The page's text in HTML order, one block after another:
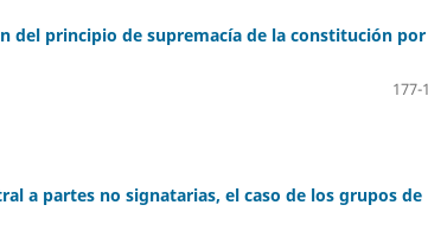
del principio de supremacía de la constitución por
177-
a partes no signatarias, el caso de los grupos de